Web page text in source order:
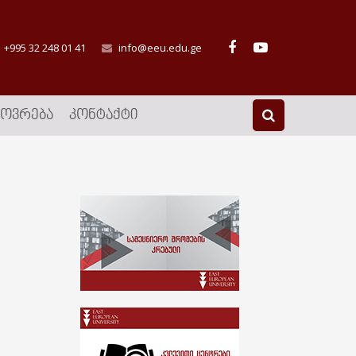
+995 32 248 01 41 info@eeu.edu.ge
ᲙᲝᲜᲢᲐᲥᲢᲘ